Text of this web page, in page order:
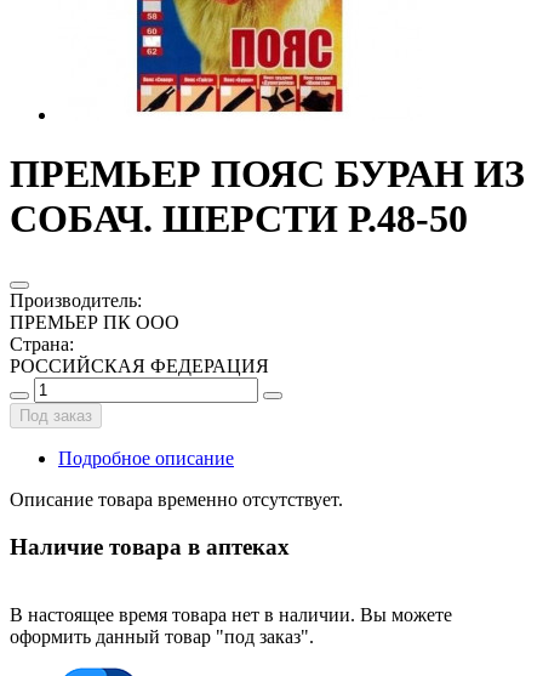
ПРЕМЬЕР ПОЯС БУРАН ИЗ
СОБАЧ. ШЕРСТИ Р.48-50
Производитель:
ПРЕМЬЕР ПК ООО
Страна:
РОССИЙСКАЯ ФЕДЕРАЦИЯ
Под заказ
Подробное описание
Описание товара временно отсутствует.
Наличие товара в аптеках
В настоящее время товара нет в наличии. Вы можете
оформить данный товар "под заказ".